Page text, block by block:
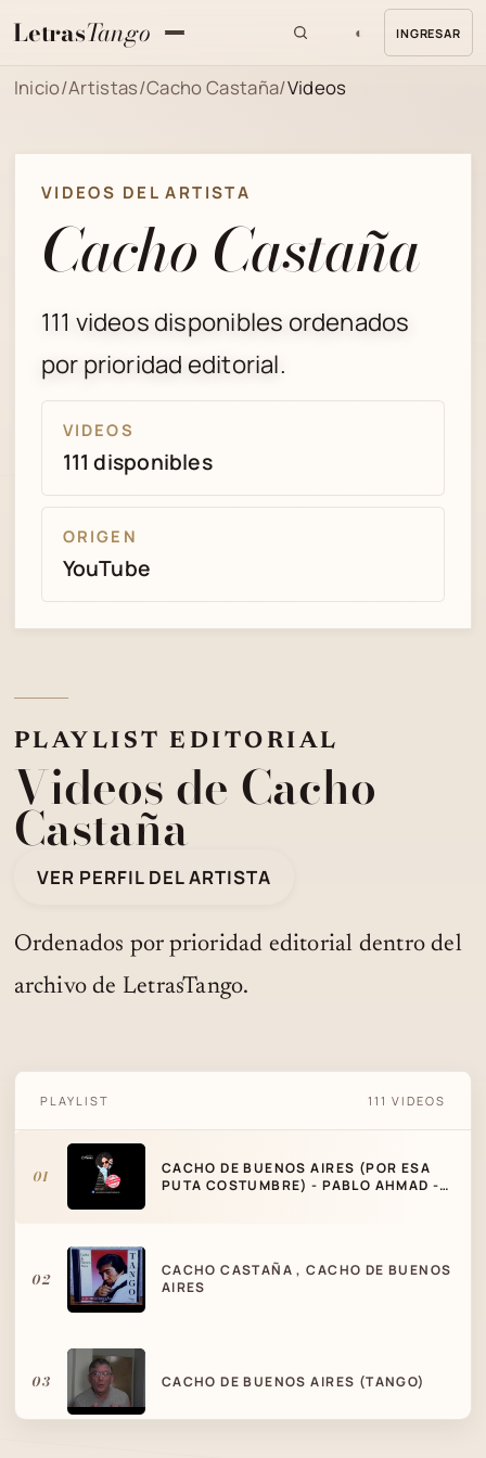
LetrasTango ◐ INGRESAR
Inicio/Artistas/Cacho Castaña/Videos
VIDEOS DEL ARTISTA
Cacho Castaña
111 videos disponibles ordenados
por prioridad editorial.
VIDEOS
111 disponibles
ORIGEN
YouTube
PLAYLIST EDITORIAL
Videos de Cacho
Castaña
VER PERFIL DEL ARTISTA
Ordenados por prioridad editorial dentro del
archivo de LetrasTango.
COSTUMBRE) - PABLO AHMAD - EL
PLAYLIST 111 VIDEOS
01
CACHO DE BUENOS AIRES (POR ESA
PUTA COSTUMBRE) - PABLO AHMAD -
02
CACHO CASTAÑA , CACHO DE BUENOS
AIRES
03 CACHO DE BUENOS AIRES (TANGO)